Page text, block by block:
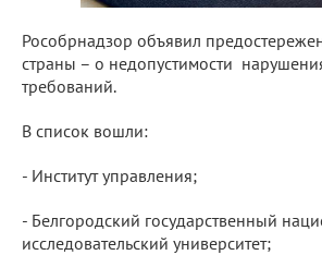
Рособрнадзор объявил
страны – о недопустимости
требований.
В список вошли:
- Институт управления;
- Белгородский государственный
исследовательский университет;